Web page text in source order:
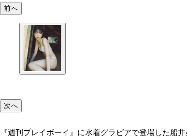
前へ
次へ
『週刊プレイボーイ』に水着グラビアで登場した船